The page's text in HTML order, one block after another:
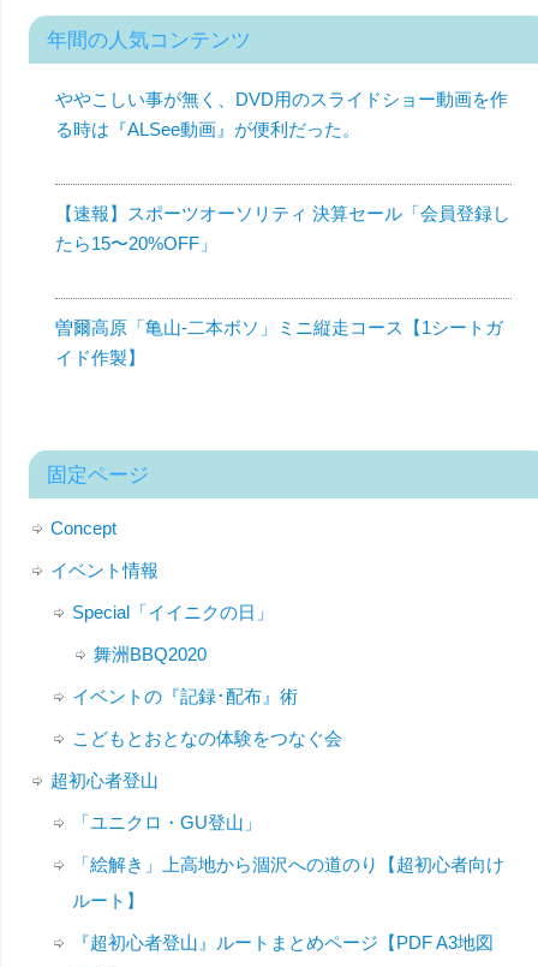
年間の人気コンテンツ
ややこしい事が無く、DVD用のスライドショー動画を作
る時は『ALSee動画』が便利だった。
【速報】スポーツオーソリティ 決算セール「会員登録し
たら15〜20%OFF」
曽爾高原「亀山-二本ボソ」ミニ縦走コース【1シートガ
イド作製】
固定ページ
Concept
イベント情報
Special「イイニクの日」
舞洲BBQ2020
イベントの『記録･配布』術
こどもとおとなの体験をつなぐ会
超初心者登山
「ユニクロ・GU登山」
「絵解き」上高地から涸沢への道のり【超初心者向け
ルート】
『超初心者登山』ルートまとめページ【PDF A3地図